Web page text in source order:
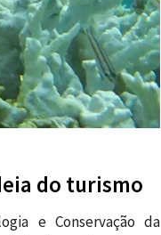
do turismo
e Conservação da